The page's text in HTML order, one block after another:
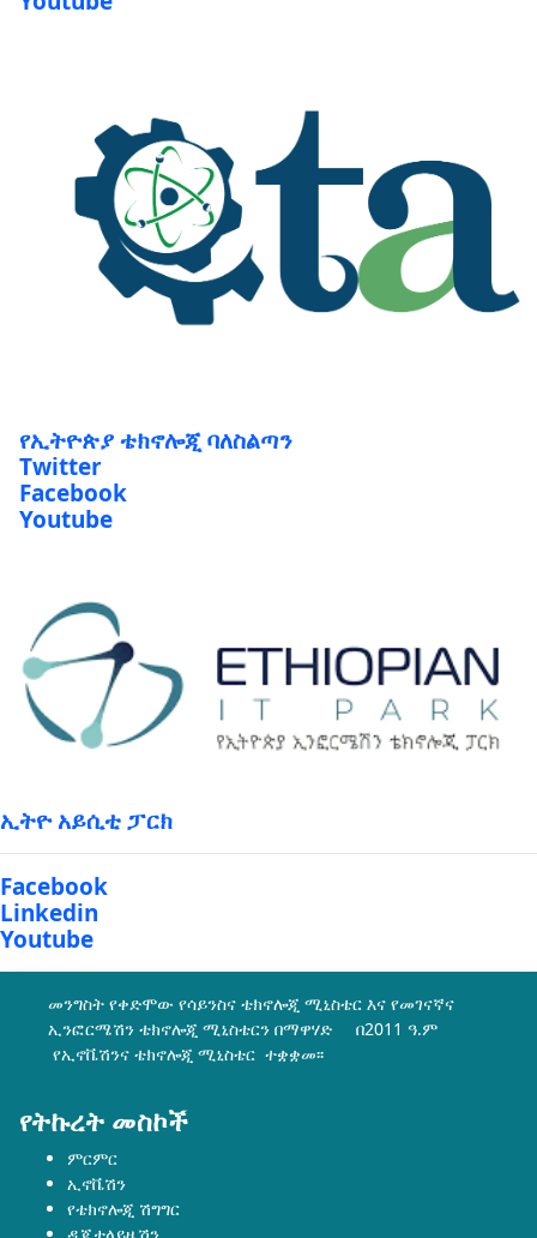
Twitter
Facebook
Youtube
Facebook
Linkedin
Youtube
መንግስት የቀድሞው የሳይንስና ቴክኖሎጂ ሚኒስቴር እና የመገናኛና
ኢንፎርሜሽን ቴክኖሎጂ ሚኒስቴርን በማዋሃድ በ2011 ዓ.ም
የኢኖቬሽንና ቴክኖሎጂ ሚኒስቴር ተቋቋመ፡፡
ምርምር
ኢኖቬሽን
የቴክኖሎጂ ሽግግር
ዲጂታላይዜሽን